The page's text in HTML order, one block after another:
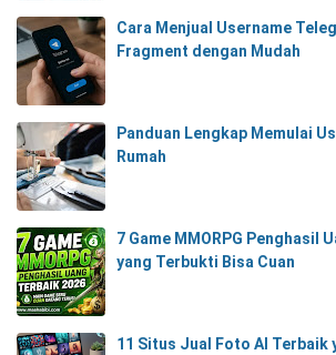
Cara Menjual Username
Fragment dengan Mudah
Panduan Lengkap Memulai
Rumah
7 Game MMORPG Penghasil
yang Terbukti Bisa Cuan
11 Situs Jual Foto AI Terbaik